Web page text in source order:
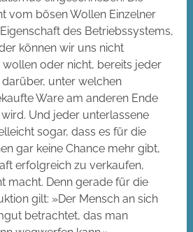
vom bösen Wollen Einzelner
des Betriebssystems,
können wir uns nicht
wollen oder nicht, bereits jeder
unter welchen
Ware am anderen Ende
Und jeder unterlassene
sogar, dass es für die
gar keine Chance mehr gibt,
erfolgreich zu verkaufen,
macht. Denn gerade für die
gilt: »Der Mensch an sich
betrachtet, das man